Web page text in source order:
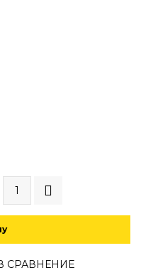
СРАВНЕНИЕ